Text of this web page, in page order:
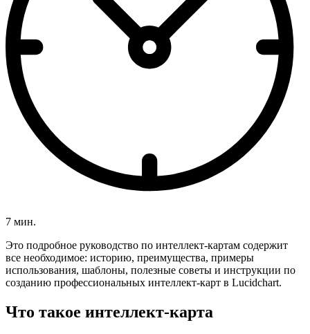
7 мин.
Это подробное руководство по интеллект-картам содержит
все необходимое: историю, преимущества, примеры
использования, шаблоны, полезные советы и инструкции по
созданию профессиональных интеллект-карт в Lucidchart.
Что такое интеллект-карта